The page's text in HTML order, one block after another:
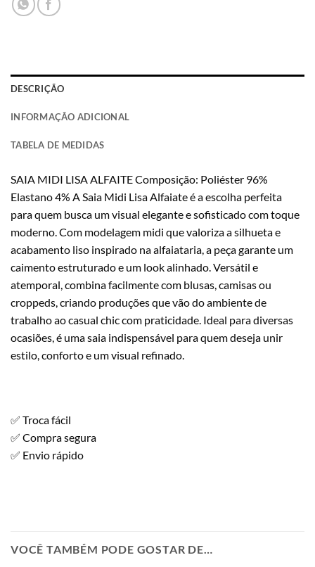
DESCRIÇÃO
INFORMAÇÃO ADICIONAL
TABELA DE MEDIDAS
SAIA MIDI LISA ALFAITE Composição: Poliéster 96%
Elastano 4% A Saia Midi Lisa Alfaiate é a escolha perfeita
para quem busca um visual elegante e sofisticado com toque
moderno. Com modelagem midi que valoriza a silhueta e
acabamento liso inspirado na alfaiataria, a peça garante um
caimento estruturado e um look alinhado. Versátil e
atemporal, combina facilmente com blusas, camisas ou
croppeds, criando produções que vão do ambiente de
trabalho ao casual chic com praticidade. Ideal para diversas
ocasiões, é uma saia indispensável para quem deseja unir
estilo, conforto e um visual refinado.
✅ Troca fácil
✅ Compra segura
✅ Envio rápido
VOCÊ TAMBÉM PODE GOSTAR DE…